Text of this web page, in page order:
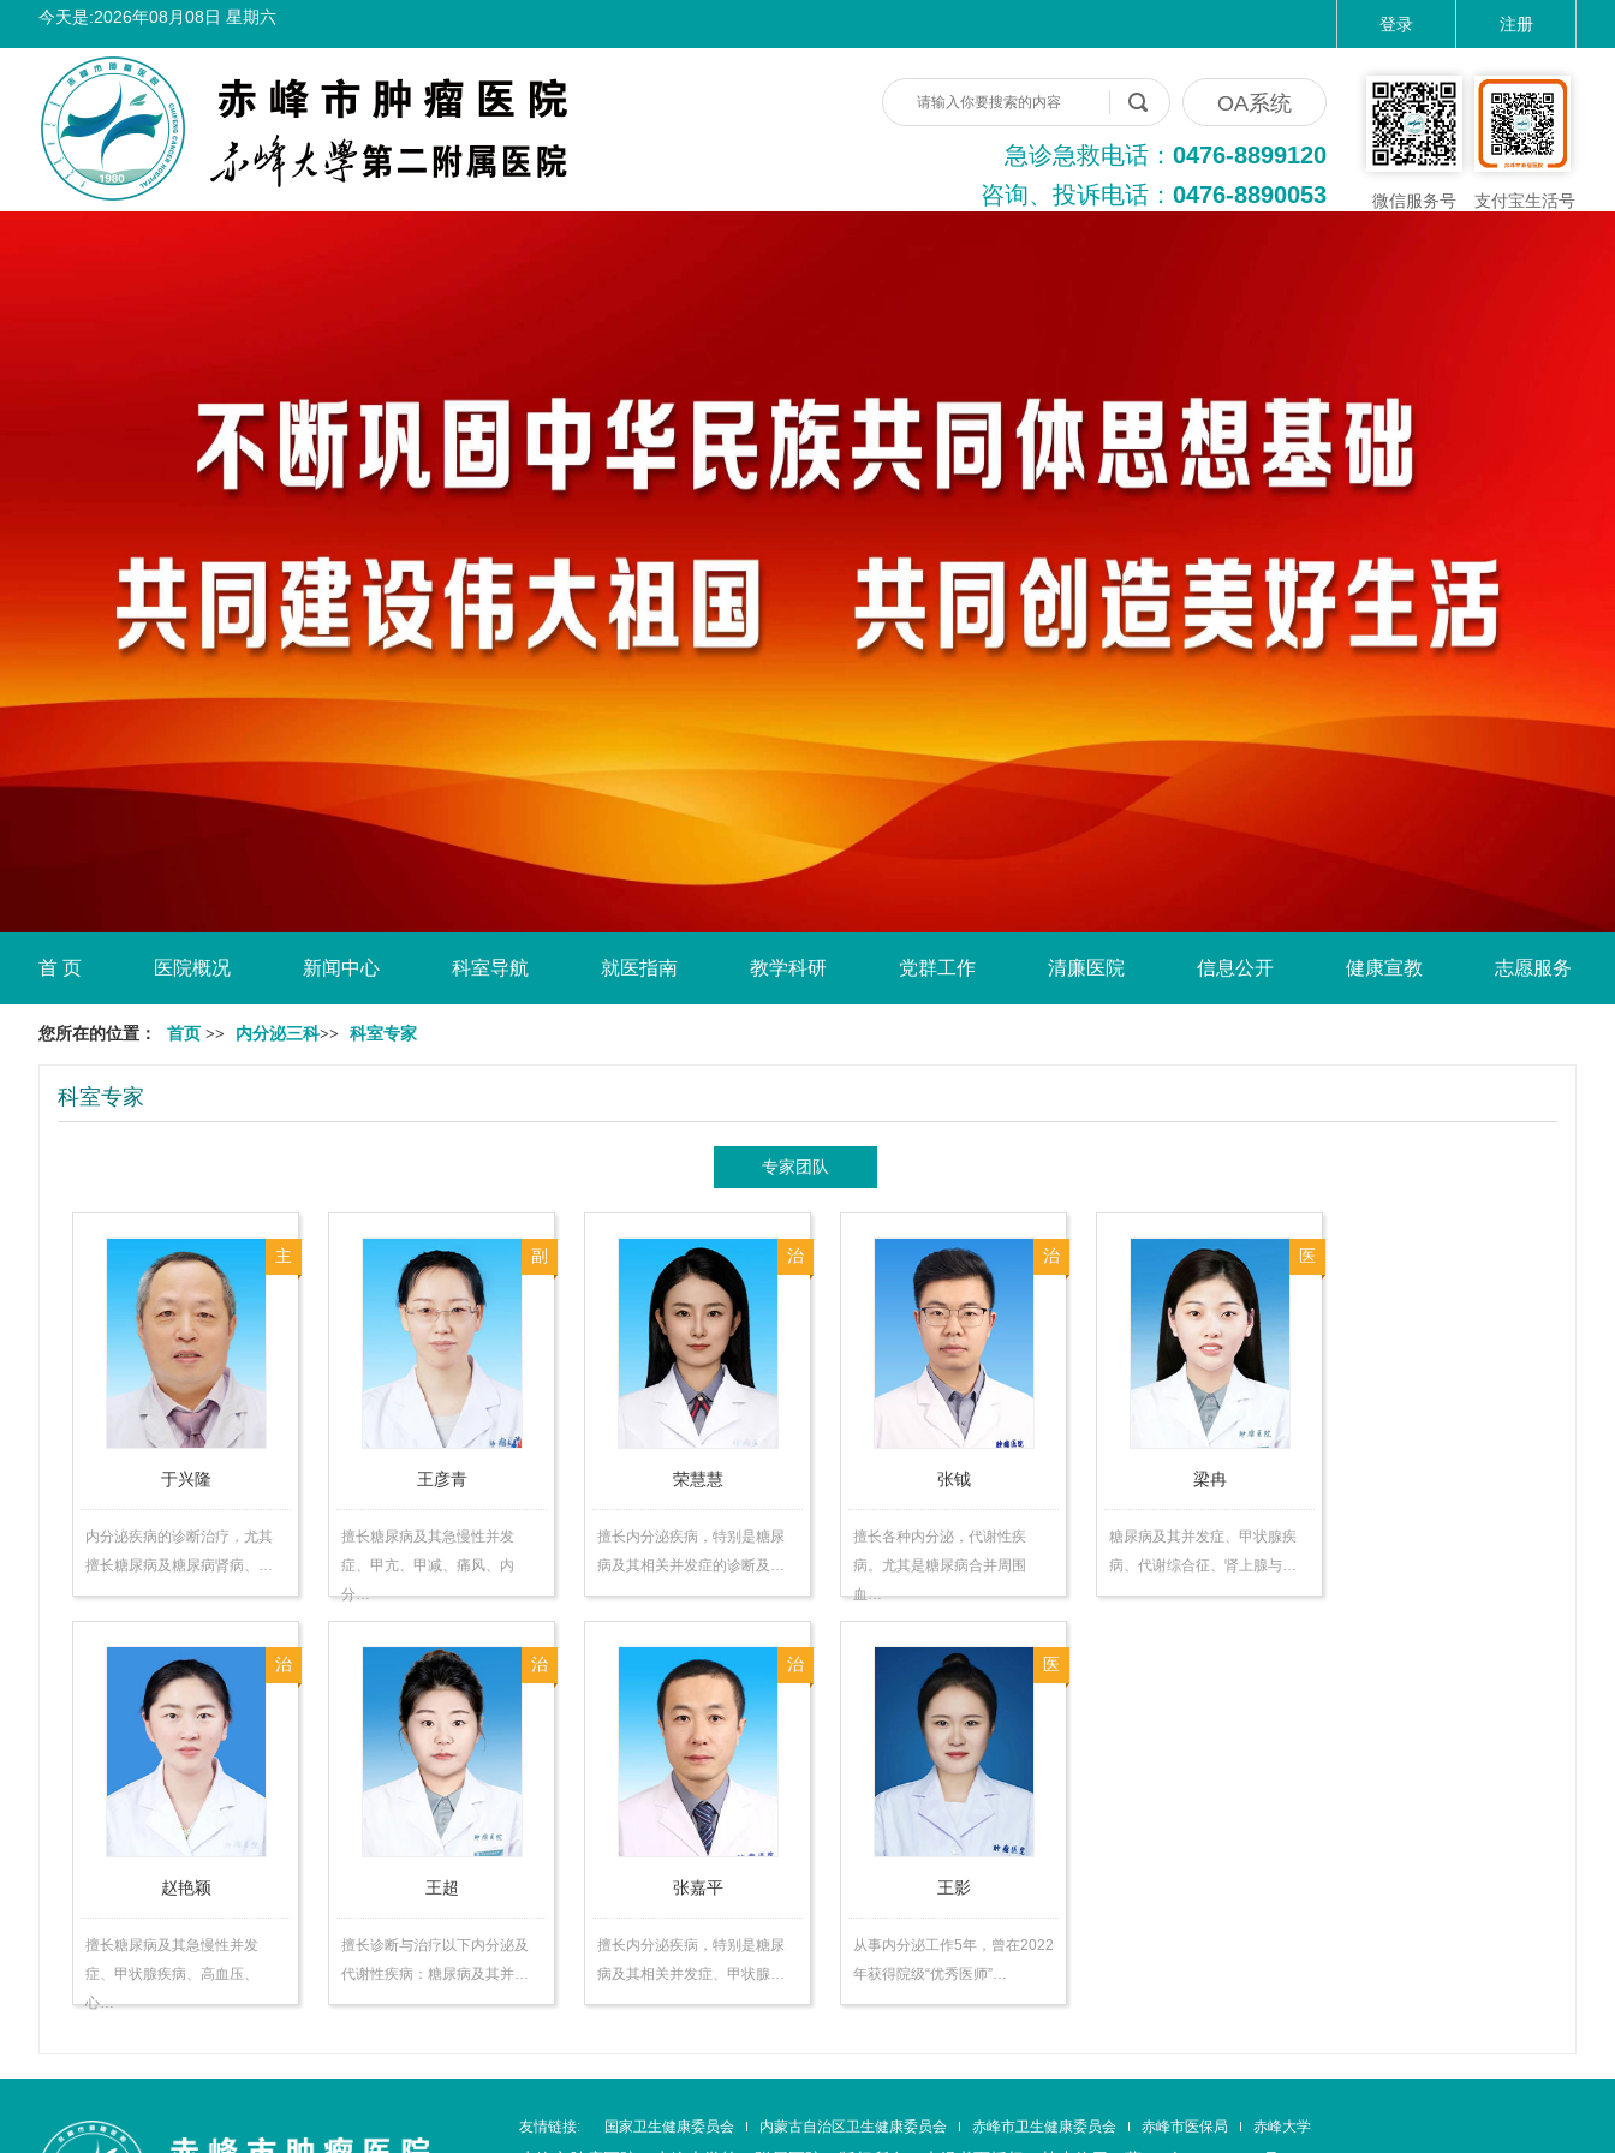
今天是:2026年08月08日 星期六 登录 注册
OA系统
急诊急救电话： 0476-8899120
咨询、投诉电话： 0476-8890053 微信服务号 支付宝生活号
首 页 医院概况 新闻中心 科室导航 就医指南 教学科研 党群工作 清廉医院 信息公开 健康宣教 志愿服务
您所在的位置： 首页 >> 内分泌三科>> 科室专家
科室专家
专家团队
于兴隆
内分泌疾病的诊断治疗，尤其
擅长糖尿病及糖尿病肾病、…
主
王彦青
擅长糖尿病及其急慢性并发
症、甲亢、甲减、痛风、内
分…
副
荣慧慧
擅长内分泌疾病，特别是糖尿
病及其相关并发症的诊断及…
治
张钺
擅长各种内分泌，代谢性疾
病。尤其是糖尿病合并周围
血…
治
梁冉
糖尿病及其并发症、甲状腺疾
病、代谢综合征、肾上腺与…
医
赵艳颖
擅长糖尿病及其急慢性并发
症、甲状腺疾病、高血压、
心…
治
王超
擅长诊断与治疗以下内分泌及
代谢性疾病：糖尿病及其并…
治
张嘉平
擅长内分泌疾病，特别是糖尿
病及其相关并发症、甲状腺…
治
王影
从事内分泌工作5年，曾在2022
年获得院级“优秀医师”…
医
友情链接: 国家卫生健康委员会 内蒙古自治区卫生健康委员会 赤峰市卫生健康委员会 赤峰市医保局 赤峰大学